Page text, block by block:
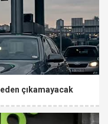
çıkamayacak